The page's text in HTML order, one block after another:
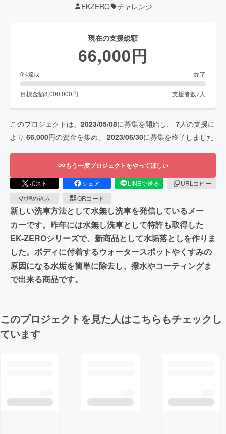
EKZERO チャレンジ
現在の支援総額
66,000円
0%達成 終了
目標金額8,000,000円 支援者数7人
このプロジェクトは、 2023/05/08に募集を開始し、 7人の支援に
より 66,000円の資金を集め、 2023/06/30に募集を終了しました
もう一度プロジェクトをやってほしい
ポスト シェア LINEで送る
URLコピー
埋め込み
QRコード
新しい洗車方法として水無し洗車を発信しているメー
カーです。昨年には水無し洗車として特許も取得した
EK-ZEROシリーズで、新商品として水垢落としを作りま
した。ボディに付着するウォータースポットやくすみの
原因になる水垢を簡単に除去し、撥水やコーティングま
で出来る商品です。
このプロジェクトを見た人はこちらもチェックし
ています